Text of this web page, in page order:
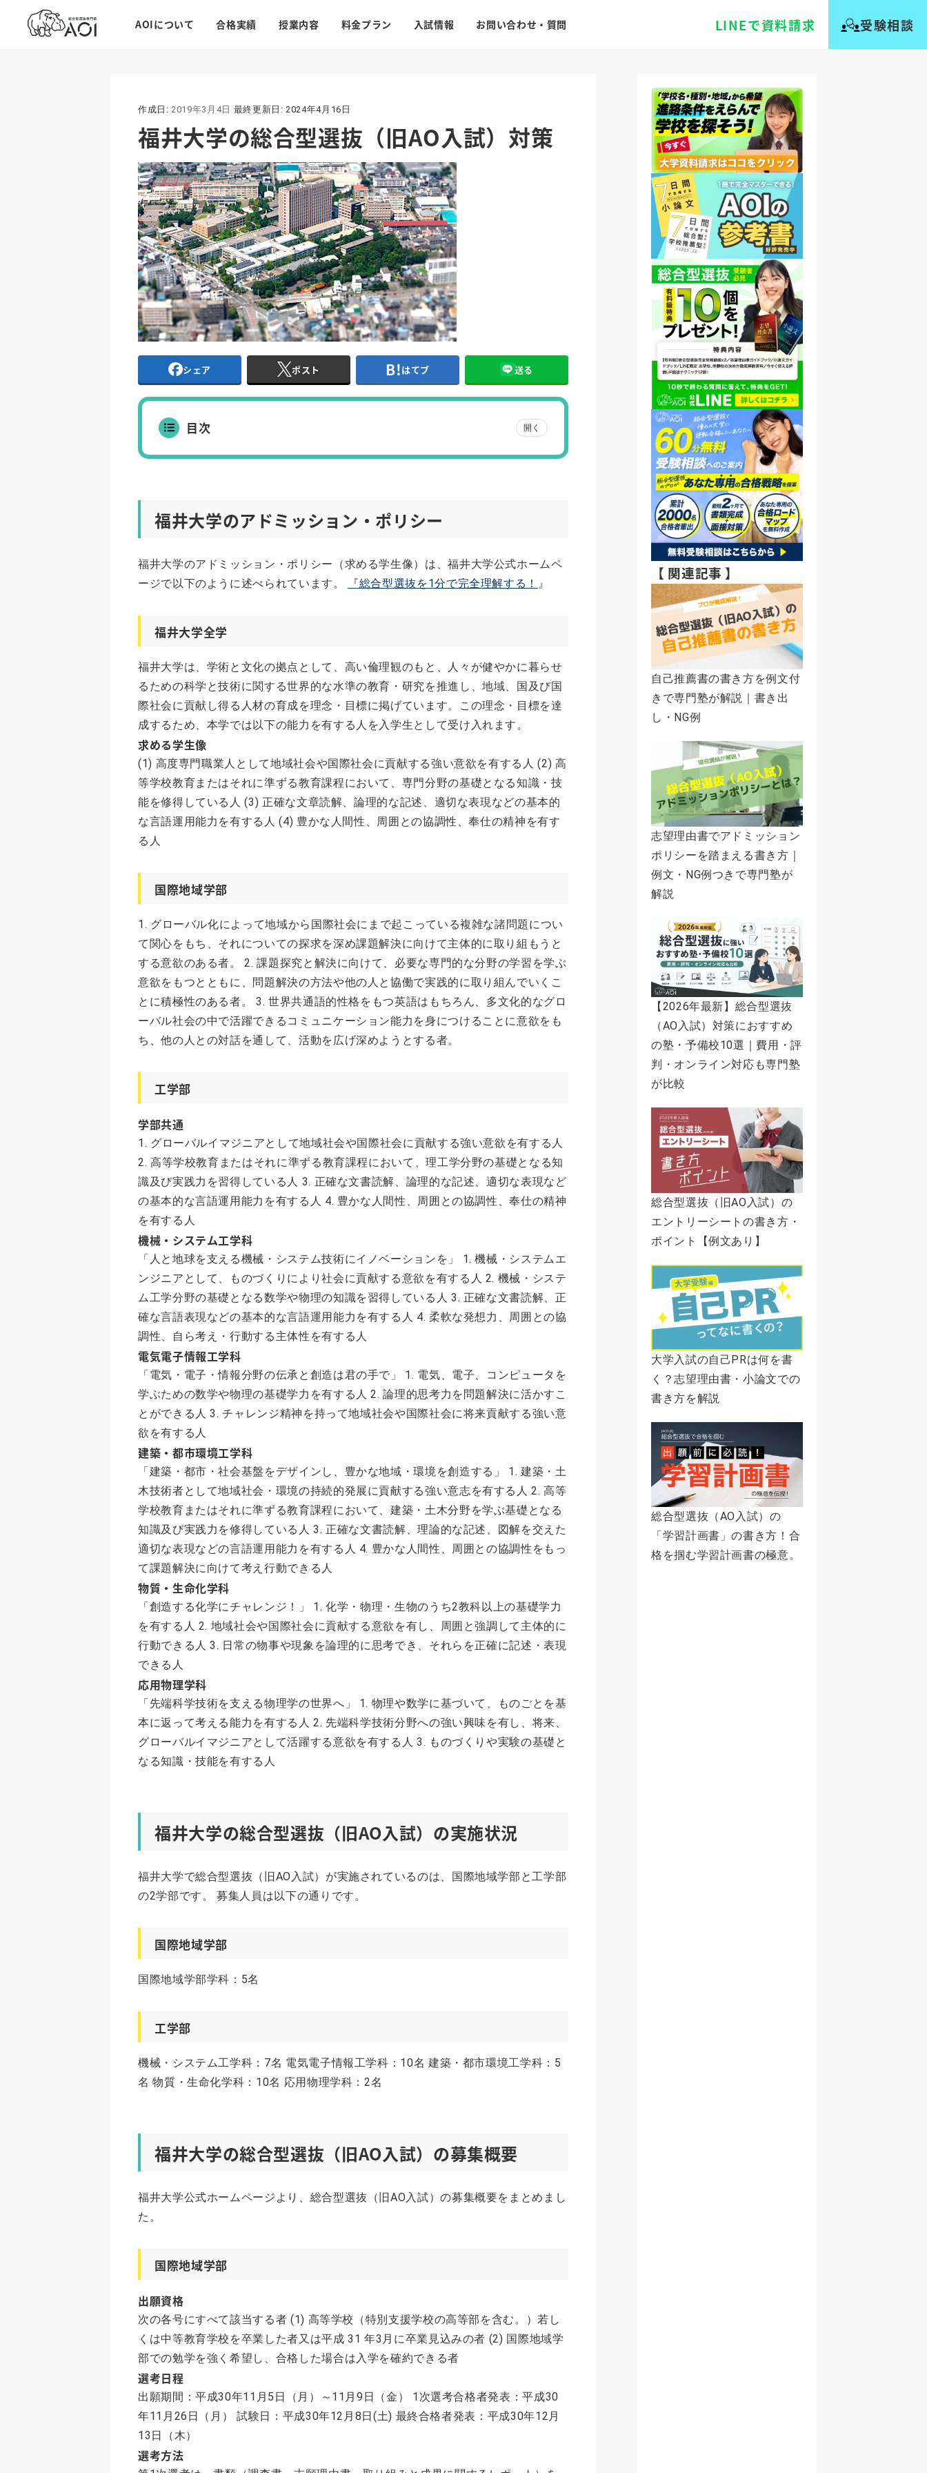
AOIについて 合格実績 授業内容 料金プラン 入試情報 お問い合わせ・質問 LINEで資料請求 受験相談
作成日: 2019年3月4日 最終更新日: 2024年4月16日
福井大学の総合型選抜（旧AO入試）対策
シェア ポスト はてブ 送る
目次 開く
福井大学のアドミッション・ポリシー
福井大学のアドミッション・ポリシー（求める学生像）は、福井大学公式ホームペ
ージで以下のように述べられています。
『総合型選抜を1分で完全理解する！ 』
福井大学全学
福井大学は、学術と文化の拠点として、高い倫理観のもと、人々が健やかに暮らせ
るための科学と技術に関する世界的な水準の教育・研究を推進し、地域、国及び国
際社会に貢献し得る人材の育成を理念・目標に掲げています。この理念・目標を達
成するため、本学では以下の能力を有する人を入学生として受け入れます。
求める学生像
(1) 高度専門職業人として地域社会や国際社会に貢献する強い意欲を有する人 (2) 高
等学校教育またはそれに準ずる教育課程において、専門分野の基礎となる知識・技
能を修得している人 (3) 正確な文章読解、論理的な記述、適切な表現などの基本的
な言語運用能力を有する人 (4) 豊かな人間性、周囲との協調性、奉仕の精神を有す
る人
国際地域学部
1. グローバル化によって地域から国際社会にまで起こっている複雑な諸問題につい
て関心をもち、それについての探求を深め課題解決に向けて主体的に取り組もうと
する意欲のある者。 2. 課題探究と解決に向けて、必要な専門的な分野の学習を学ぶ
意欲をもつとともに、問題解決の方法や他の人と協働で実践的に取り組んでいくこ
とに積極性のある者。 3. 世界共通語的性格をもつ英語はもちろん、多文化的なグロ
ーバル社会の中で活躍できるコミュニケーション能力を身につけることに意欲をも
ち、他の人との対話を通して、活動を広げ深めようとする者。
工学部
学部共通
1. グローバルイマジニアとして地域社会や国際社会に貢献する強い意欲を有する人
2. 高等学校教育またはそれに準ずる教育課程において、理工学分野の基礎となる知
識及び実践力を習得している人 3. 正確な文書読解、論理的な記述、適切な表現など
の基本的な言語運用能力を有する人 4. 豊かな人間性、周囲との協調性、奉仕の精神
を有する人
機械・システム工学科
「人と地球を支える機械・システム技術にイノベーションを」 1. 機械・システムエ
ンジニアとして、ものづくりにより社会に貢献する意欲を有する人 2. 機械・システ
ム工学分野の基礎となる数学や物理の知識を習得している人 3. 正確な文書読解、正
確な言語表現などの基本的な言語運用能力を有する人 4. 柔軟な発想力、周囲との協
調性、自ら考え・行動する主体性を有する人
電気電子情報工学科
「電気・電子・情報分野の伝承と創造は君の手で」 1. 電気、電子、コンピュータを
学ぶための数学や物理の基礎学力を有する人 2. 論理的思考力を問題解決に活かすこ
とができる人 3. チャレンジ精神を持って地域社会や国際社会に将来貢献する強い意
欲を有する人
建築・都市環境工学科
「建築・都市・社会基盤をデザインし、豊かな地域・環境を創造する」 1. 建築・土
木技術者として地域社会・環境の持続的発展に貢献する強い意志を有する人 2. 高等
学校教育またはそれに準ずる教育課程において、建築・土木分野を学ぶ基礎となる
知識及び実践力を修得している人 3. 正確な文書読解、理論的な記述、図解を交えた
適切な表現などの言語運用能力を有する人 4. 豊かな人間性、周囲との協調性をもっ
て課題解決に向けて考え行動できる人
物質・生命化学科
「創造する化学にチャレンジ！」 1. 化学・物理・生物のうち2教科以上の基礎学力
を有する人 2. 地域社会や国際社会に貢献する意欲を有し、周囲と強調して主体的に
行動できる人 3. 日常の物事や現象を論理的に思考でき、それらを正確に記述・表現
できる人
応用物理学科
「先端科学技術を支える物理学の世界へ」 1. 物理や数学に基づいて、ものごとを基
本に返って考える能力を有する人 2. 先端科学技術分野への強い興味を有し、将来、
グローバルイマジニアとして活躍する意欲を有する人 3. ものづくりや実験の基礎と
なる知識・技能を有する人
福井大学の総合型選抜（旧AO入試）の実施状況
福井大学で総合型選抜（旧AO入試）が実施されているのは、国際地域学部と工学部
の2学部です。 募集人員は以下の通りです。
国際地域学部
国際地域学部学科：5名
工学部
機械・システム工学科：7名 電気電子情報工学科：10名 建築・都市環境工学科：5
名 物質・生命化学科：10名 応用物理学科：2名
福井大学の総合型選抜（旧AO入試）の募集概要
福井大学公式ホームページより、総合型選抜（旧AO入試）の募集概要をまとめまし
た。
国際地域学部
出願資格
次の各号にすべて該当する者 (1) 高等学校（特別支援学校の高等部を含む。）若し
くは中等教育学校を卒業した者又は平成 31 年3月に卒業見込みの者 (2) 国際地域学
部での勉学を強く希望し、合格した場合は入学を確約できる者
選考日程
出願期間：平成30年11月5日（月）～11月9日（金） 1次選考合格者発表：平成30
年11月26日（月） 試験日：平成30年12月8日(土) 最終合格者発表：平成30年12月
13日（木）
選考方法
【 関連記事 】
自己推薦書の書き方を例文付
きで専門塾が解説｜書き出
し・NG例
志望理由書でアドミッション
ポリシーを踏まえる書き方｜
例文・NG例つきで専門塾が
解説
【2026年最新】総合型選抜
（AO入試）対策におすすめ
の塾・予備校10選｜費用・評
判・オンライン対応も専門塾
が比較
総合型選抜（旧AO入試）の
エントリーシートの書き方・
ポイント【例文あり】
大学入試の自己PRは何を書
く？志望理由書・小論文での
書き方を解説
総合型選抜（AO入試）の
「学習計画書」の書き方！合
格を掴む学習計画書の極意。